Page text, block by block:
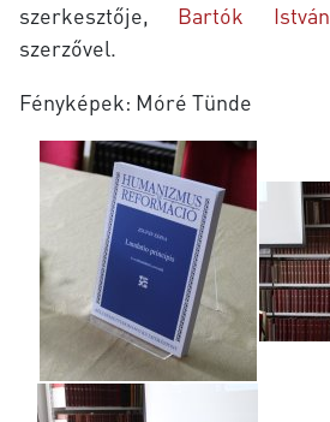
szerkesztője, Bartók István
szerzővel.
Fényképek: Móré Tünde